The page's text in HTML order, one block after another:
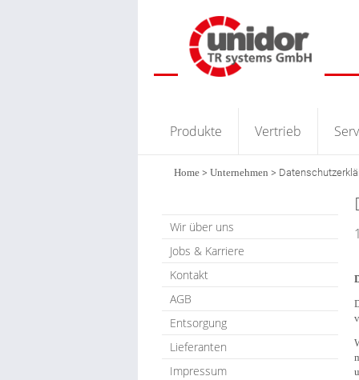
Produkte Vertrieb
Home > Unternehmen >
Wir über uns
Jobs & Karriere
Kontakt
AGB
Entsorgung
Lieferanten
Impressum